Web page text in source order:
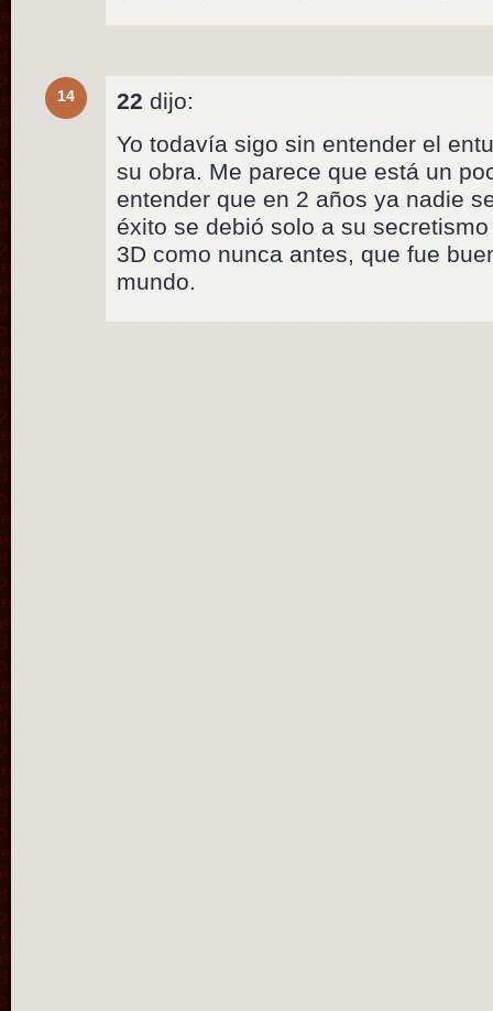
14 22 dijo:
Yo todavía sigo sin entender el
su obra. Me parece que está un
entender que en 2 años ya nadie
éxito se debió solo a su
3D como nunca antes, que fue
mundo.